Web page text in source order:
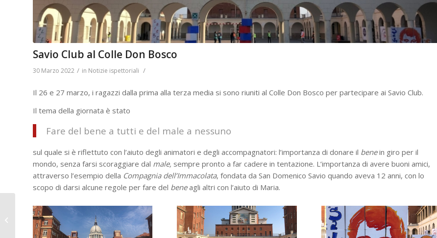
Savio Club al Colle Don Bosco
30 Marzo 2022 / in Notizie ispettoriali /
Il 26 e 27 marzo, i ragazzi dalla prima alla terza media si sono riuniti al Colle Don Bosco per partecipare ai Savio Club.
Il tema della giornata è stato
Fare del bene a tutti e del male a nessuno
sul quale si è riflettuto con l’aiuto degli animatori e degli accompagnatori: l’importanza di donare il benein giro per il
mondo, senza farsi scoraggiare dal male, sempre pronto a far cadere in tentazione. L’importanza di avere buoni amici,
attraverso l’esempio della Compagnia dell’Immacolata, fondata da San Domenico Savio quando aveva 12 anni, con lo
scopo di darsi alcune regole per fare del beneagli altri con l’aiuto di Maria.
Museo Casa Don
Bosco: “Disegniamo un
sogno” – Domenica